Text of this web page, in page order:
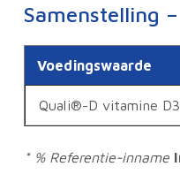
Samenstelling
Voedingswaarde
Quali®-D vitamine D3
* % Referentie-inname